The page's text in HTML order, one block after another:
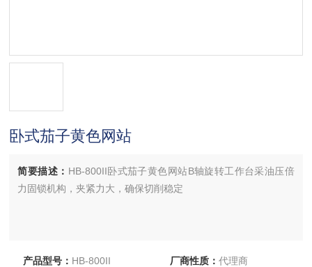
卧式茄子黄色网站
简要描述： HB-800II卧式茄子黄色网站B轴旋转工作台采油压倍
力固锁机构，夹紧力大，确保切削稳定
产品型号： HB-800II 厂商性质： 代理商